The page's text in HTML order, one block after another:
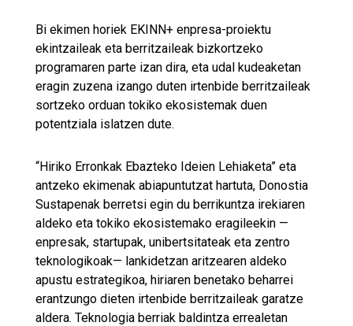
Bi ekimen horiek EKINN+ enpresa-proiektu
ekintzaileak eta berritzaileak bizkortzeko
programaren parte izan dira, eta udal kudeaketan
eragin zuzena izango duten irtenbide berritzaileak
sortzeko orduan tokiko ekosistemak duen
potentziala islatzen dute.
“Hiriko Erronkak Ebazteko Ideien Lehiaketa” eta
antzeko ekimenak abiapuntutzat hartuta, Donostia
Sustapenak berretsi egin du berrikuntza irekiaren
aldeko eta tokiko ekosistemako eragileekin —
enpresak, startupak, unibertsitateak eta zentro
teknologikoak— lankidetzan aritzearen aldeko
apustu estrategikoa, hiriaren benetako beharrei
erantzungo dieten irtenbide berritzaileak garatze
aldera. Teknologia berriak baldintza errealetan